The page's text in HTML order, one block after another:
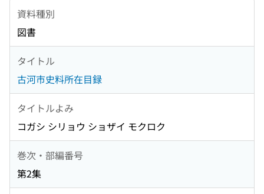
資料種別
図書
タイトル
古河市史料所在目録
タイトルよみ
コガシ シリョウ ショザイ モクロク
巻次・部編番号
第2集